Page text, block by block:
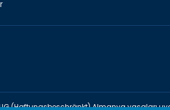
(Haftungsbeschränkt) Almanya yasaları